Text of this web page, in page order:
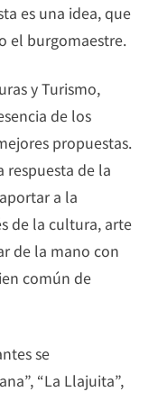
es una idea, que
el burgomaestre.
y Turismo,
de los
propuestas.
respuesta de la
a la
de la cultura, arte
de la mano con
común de
se
“La Llajuita”,